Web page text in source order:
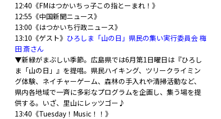
12:40《FMはつかいちっ子この指とーまれ！》
12:55《中国新聞ニュース》
13:00《はつかいち行政ニュース》
13:10《ゲスト》 ひろしま「山の日」県民の集い実行委員会 梅
田 斎さん
▼新緑がまぶしい季節。広島県では6月第1日曜日は『ひろし
ま「山の日」』を提唱。県民ハイキング、ツリークライミン
グ体験、 ネイチャーゲーム、森林の手入れや清掃活動など、
県内各地域で一斉に多彩なプログラムを企画し、 集う場を提
供する。いざ、里山にレッツゴー♪
13:40《Tuesday！Music！！》